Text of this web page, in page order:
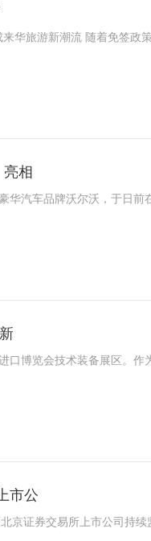
来华旅游新潮流 随着免签政
相
华汽车品牌沃尔沃，于日前
口博览会技术装备展区。作
市公
京证券交易所上市公司持续